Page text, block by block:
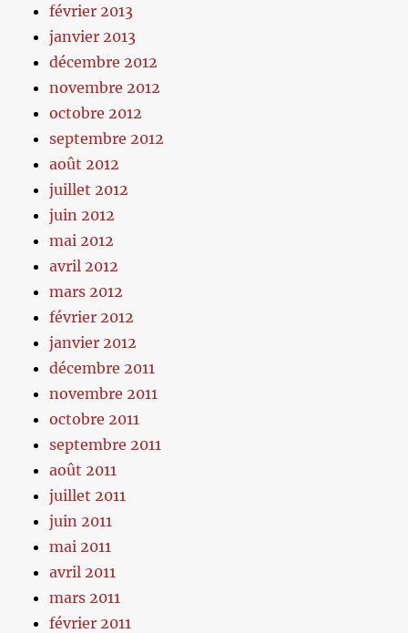
février 2013
janvier 2013
décembre 2012
novembre 2012
octobre 2012
septembre 2012
août 2012
juillet 2012
juin 2012
mai 2012
avril 2012
mars 2012
février 2012
janvier 2012
décembre 2011
novembre 2011
octobre 2011
septembre 2011
août 2011
juillet 2011
juin 2011
mai 2011
avril 2011
mars 2011
février 2011